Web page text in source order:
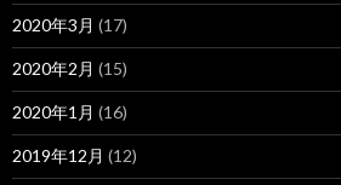
2020年3月 (17)
2020年2月 (15)
2020年1月 (16)
2019年12月 (12)